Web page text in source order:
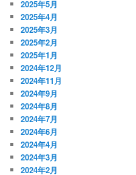
2025年5月
2025年4月
2025年3月
2025年2月
2025年1月
2024年12月
2024年11月
2024年9月
2024年8月
2024年7月
2024年6月
2024年4月
2024年3月
2024年2月